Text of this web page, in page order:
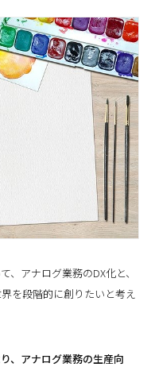
、アナログ業務のDX化と、
を段階的に創りたいと考え
、アナログ業務の生産向